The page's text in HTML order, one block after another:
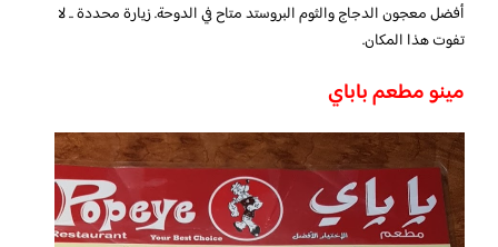
أفضل معجون الدجاج والثوم البروستد متاح في الدوحة. زيارة محددة .. لا
تفوت هذا المكان.
مينو مطعم باباي